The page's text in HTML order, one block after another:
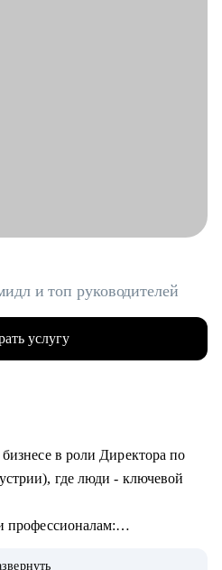
и топ руководителей
услугу
в роли Директора по
где люди - ключевой
профессионалам: